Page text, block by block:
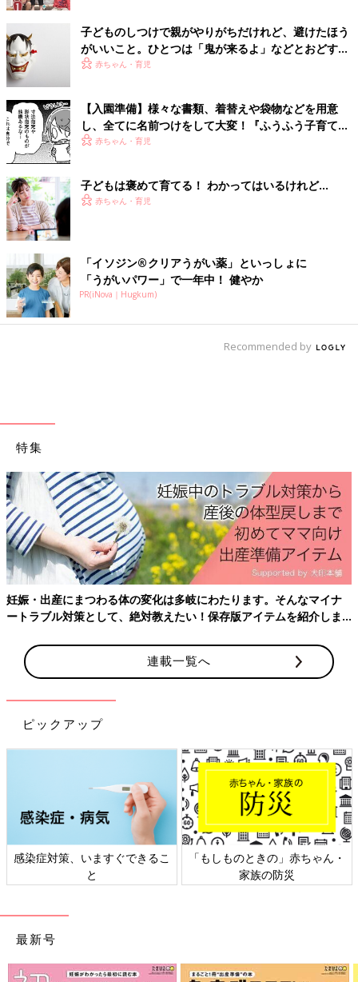
芽生えて何をするにも「イヤ～！」となるイヤ
イヤ期の真っただ中。「トイレ、イヤイヤ～」
と主張するわが子に、｢どう誘おう…｣とお困り
子どものしつけで親がやりがちだけれど、避けたほう
がいいこと。ひとつは「鬼が来るよ」などとおどすこ
と。もうひとつのNGは？【専門家】
赤ちゃん・育児
【入園準備】様々な書類、着替えや袋物などを用意
し、全てに名前つけをして大変！『ふうふう子育て
＃62 』
赤ちゃん・育児
子どもは褒めて育てる！ わかってはいるけれど…
赤ちゃん・育児
「イソジン®クリアうがい薬」といっしょに
「うがいパワー」で一年中！ 健やか
PR(iNova｜Hugkum)
Recommended by
特集
妊娠・出産にまつわる体の変化は多岐にわたります。そんなマイナ
ートラブル対策として、絶対教えたい！保存版アイテムを紹介しま
連載一覧へ
ピックアップ
感染症対策、いますぐできるこ
と
「もしものときの」赤ちゃん・
家族の防災
最新号